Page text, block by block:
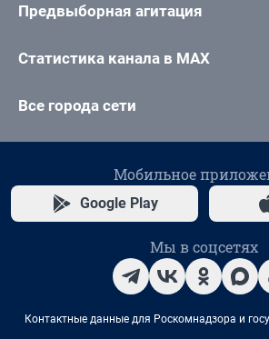
Предвыборная агитация
Статистика канала в MAX
Все города сети
Мобильное
Google Play
Мы в соцсетях
Контактные данные для Роскомнадзора и